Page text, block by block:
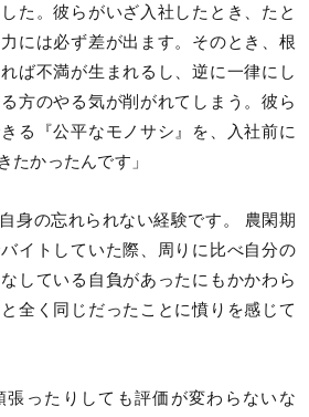
た。彼らがいざ入社したとき、たと
には必ず差が出ます。そのとき、根
ば不満が生まれるし、逆に一律にし
方のやる気が削がれてしまう。彼ら
る『公平なモノサシ』を、入社前に
たかったんです」
身の忘れられない経験です。 農閑期
イトしていた際、周りに比べ自分の
している自負があったにもかかわら
全く同じだったことに憤りを感じて
張ったりしても評価が変わらないな